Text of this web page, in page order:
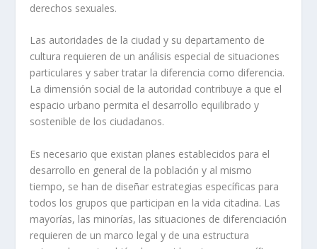
derechos sexuales.
Las autoridades de la ciudad y su departamento de
cultura requieren de un análisis especial de situaciones
particulares y saber tratar la diferencia como diferencia.
La dimensión social de la autoridad contribuye a que el
espacio urbano permita el desarrollo equilibrado y
sostenible de los ciudadanos.
Es necesario que existan planes establecidos para el
desarrollo en general de la población y al mismo
tiempo, se han de diseñar estrategias específicas para
todos los grupos que participan en la vida citadina. Las
mayorías, las minorías, las situaciones de diferenciación
requieren de un marco legal y de una estructura